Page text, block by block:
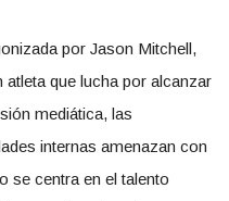
por Jason Mitchell,
que lucha por alcanzar
mediática, las
internas amenazan con
se centra en el talento